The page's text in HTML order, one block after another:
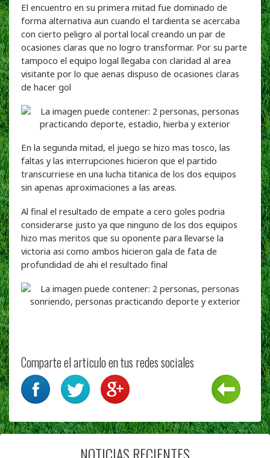
El encuentro en su primera mitad fue dominado de
forma alternativa aun cuando el tardienta se acercaba
con cierto peligro al portal local creando un par de
ocasiones claras que no logro transformar. Por su parte
tampoco el equipo logal llegaba con claridad al area
visitante por lo que aenas dispuso de ocasiones claras
de hacer gol
En la segunda mitad, el juego se hizo mas tosco, las
faltas y las interrupciones hicieron que el partido
transcurriese en una lucha titanica de los dos equipos
sin apenas aproximaciones a las areas.
Al final el resultado de empate a cero goles podria
considerarse justo ya que ninguno de los dos equipos
hizo mas meritos que su oponente para llevarse la
victoria asi como ambos hicieron gala de fata de
profundidad de ahi el resultado final
Comparte el articulo en tus redes sociales
NOTICIAS RECIENTES